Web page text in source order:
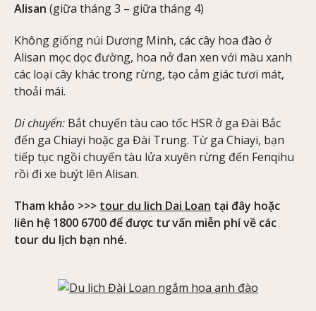
Alisan (giữa tháng 3 – giữa tháng 4)
Không giống núi Dương Minh, các cây hoa đào ở
Alisan mọc dọc đường, hoa nở đan xen với màu xanh
các loại cây khác trong rừng, tạo cảm giác tươi mát,
thoải mái.
Di chuyển: Bắt chuyến tàu cao tốc HSR ở ga Đài Bắc
đến ga Chiayi hoặc ga Đài Trung. Từ ga Chiayi, bạn
tiếp tục ngồi chuyến tàu lửa xuyên rừng đến Fenqihu
rồi đi xe buýt lên Alisan.
Tham khảo >>> tour du lich Dai Loan tại đây hoặc
liên hệ 1800 6700 để được tư vấn miễn phí về các
tour du lịch bạn nhé.